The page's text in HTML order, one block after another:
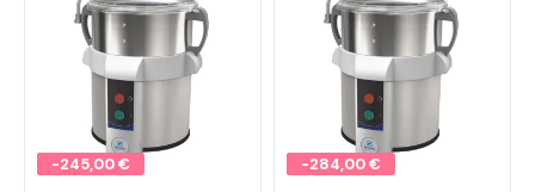
Promo !
-245,00 € Promo !
-284,00 €